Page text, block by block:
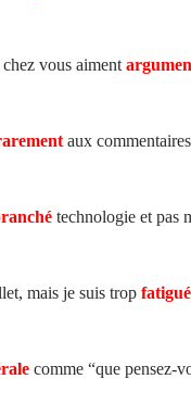
vous aiment
aux commentaires
technologie et pas
mais je suis trop fatigué
comme “que pensez-